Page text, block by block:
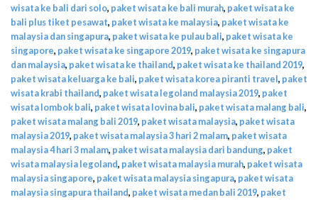
wisata ke bali dari solo, paket wisata ke bali murah, paket wisata ke
bali plus tiket pesawat, paket wisata ke malaysia, paket wisata ke
malaysia dan singapura, paket wisata ke pulau bali, paket wisata ke
singapore, paket wisata ke singapore 2019, paket wisata ke singapura
dan malaysia, paket wisata ke thailand, paket wisata ke thailand 2019,
paket wisata keluarga ke bali, paket wisata korea piranti travel, paket
wisata krabi thailand, paket wisata legoland malaysia 2019, paket
wisata lombok bali, paket wisata lovina bali, paket wisata malang bali,
paket wisata malang bali 2019, paket wisata malaysia, paket wisata
malaysia 2019, paket wisata malaysia 3 hari 2 malam, paket wisata
malaysia 4 hari 3 malam, paket wisata malaysia dari bandung, paket
wisata malaysia legoland, paket wisata malaysia murah, paket wisata
malaysia singapore, paket wisata malaysia singapura, paket wisata
malaysia singapura thailand, paket wisata medan bali 2019, paket